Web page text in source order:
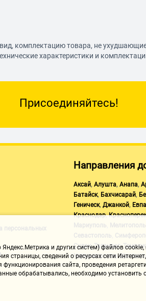
комплектацию товара, не
характеристики и
Присоединяйтесь!
персональных
Направления
Аксай, Алушта, Анапа,
Батайск, Бахчисарай,
Геническ, Джанкой,
Краснодар,
Мариуполь Мелитополь
Севастополь
Судак,Таганрог,Темрюк
Черноморское ,Щелкино
и других систем) файлов cookie,
страницы, сведений о ресурсах сети
сайта, проведения
обрабатывались, необходимо установить